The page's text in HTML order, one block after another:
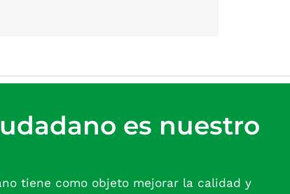
es nuestro
tiene como objeto mejorar la calidad y